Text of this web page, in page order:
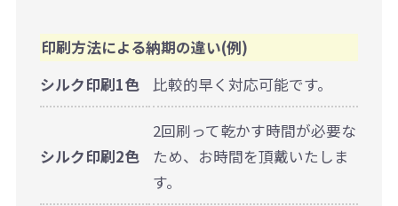
印刷方法による納期の違い(例)
シルク印刷1色
比較的早く対応可能です。
シルク印刷2色
2回刷って乾かす時間が必要な
ため、お時間を頂戴いたしま
す。